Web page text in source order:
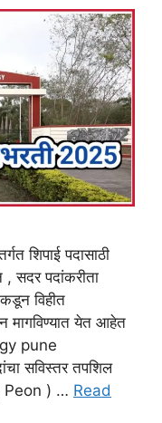
शिपाई पदासाठी
, सदर पदांकरीता
विहीत
मागविण्यात येत आहेत
pune
सविस्तर तपशिल
( Peon ) … Read